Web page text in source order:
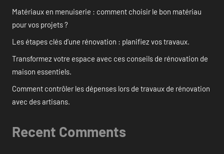
Matériaux en menuiserie : comment choisir le bon matériau
pour vos projets ?
Les étapes clés d’une rénovation : planifiez vos travaux.
Transformez votre espace avec ces conseils de rénovation de
maison essentiels.
Comment contrôler les dépenses lors de travaux de rénovation
avec des artisans.
Recent Comments